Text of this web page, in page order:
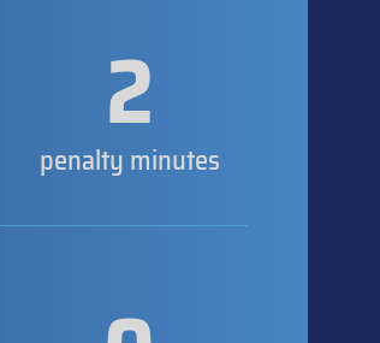
2
penalty minutes